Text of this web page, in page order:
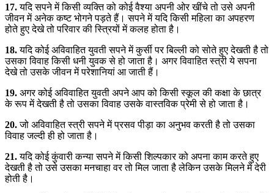
17.यदि सपने में किसी व्यक्ति को कोई वैश्या अपनी ओर खींचे तो उसे अपनी
जीवन में अनेक कष्ट भोगने पड़ते हैं। सपने में यदि किसी महिला का अपहरण
होते हुए देखे तो परिवार की स्त्रियों में कलह होता है।
18.यदि कोई अविवाहित युवती सपने में कुर्सी पर बिल्ली को सोते हुए देखती है तो
उसका विवाह किसी धनी युवक से हो जाता है। अगर विवाहित स्त्री ये सपना
देखे तो उसके जीवन में परेशानियां आ जाती हैं।
19. अगर कोई अविवाहित युवती अपने आप को किसी स्कूल की कक्षा के छात्र
के रूप में देखती है तो उसका विवाह उसके वास्तविक प्रेमी से हो जाता है।
20.जो अविवाहित स्त्री सपने में प्रसव पीड़ा का अनुभव करती है तो उसका
विवाह जल्दी ही हो जाता है।
21.यदि कोई कुंवारी कन्या सपने में किसी शिल्पकार को अपना काम करते हुए
देखती है तो उसे उसका मनचाहा वर तो मिल जाता है लेकिन उसके मिलने में देरी
होती है।